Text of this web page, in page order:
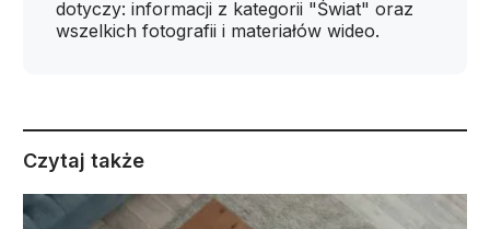
dotyczy: informacji z kategorii "Świat" oraz
wszelkich fotografii i materiałów wideo.
Czytaj także